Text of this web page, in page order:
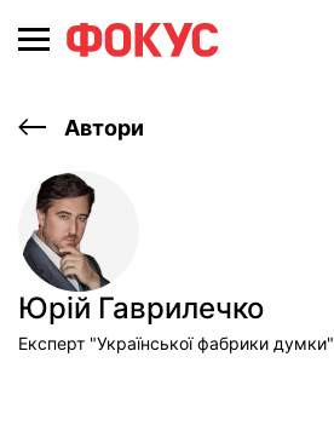
Автори
Юрій Гаврилечко
Експерт "Української фабрики думки"